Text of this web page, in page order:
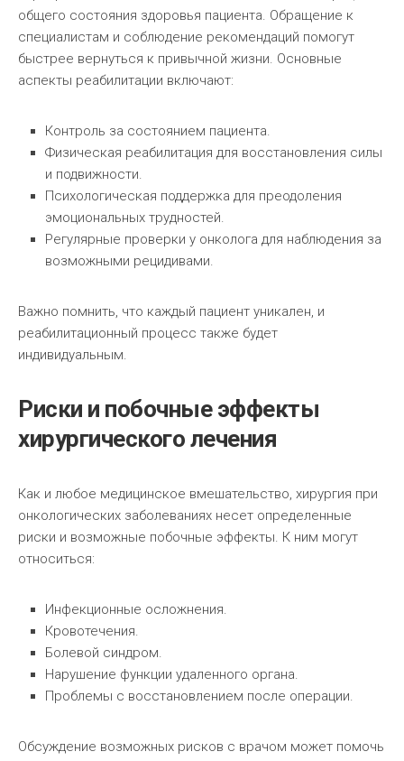
общего состояния здоровья пациента. Обращение к
специалистам и соблюдение рекомендаций помогут
быстрее вернуться к привычной жизни. Основные
аспекты реабилитации включают:
Контроль за состоянием пациента.
Физическая реабилитация для восстановления силы
и подвижности.
Психологическая поддержка для преодоления
эмоциональных трудностей.
Регулярные проверки у онколога для наблюдения за
возможными рецидивами.
Важно помнить, что каждый пациент уникален, и
реабилитационный процесс также будет
индивидуальным.
Риски и побочные эффекты
хирургического лечения
Как и любое медицинское вмешательство, хирургия при
онкологических заболеваниях несет определенные
риски и возможные побочные эффекты. К ним могут
относиться:
Инфекционные осложнения.
Кровотечения.
Болевой синдром.
Нарушение функции удаленного органа.
Проблемы с восстановлением после операции.
Обсуждение возможных рисков с врачом может помочь